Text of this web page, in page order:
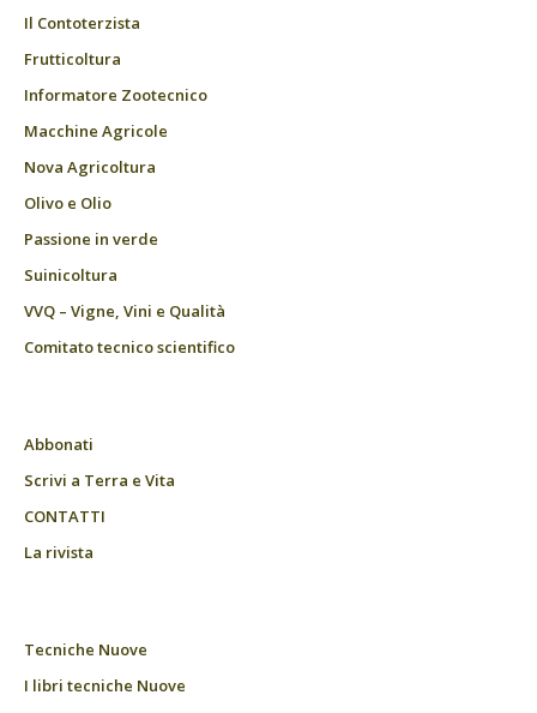
Il Contoterzista
Frutticoltura
Informatore Zootecnico
Macchine Agricole
Nova Agricoltura
Olivo e Olio
Passione in verde
Suinicoltura
VVQ – Vigne, Vini e Qualità
Comitato tecnico scientifico
Abbonati
Scrivi a Terra e Vita
CONTATTI
La rivista
Tecniche Nuove
I libri tecniche Nuove